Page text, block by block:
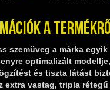
MOPED, QUAD)
SZTENDER
a
szemüveg a márka egyik
optimalizált
és tiszta látást
extra vastag, tripla rétegű